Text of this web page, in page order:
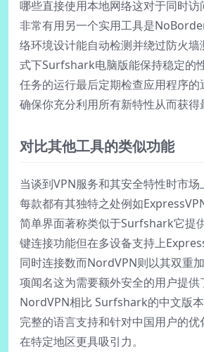
哪些直接使用本地网络这对于同时
非常有用另一个实用工具是
络环境设计能自动检测并绕过防火墙
式下Surfshark电脑版能保持稳定的
任务的运行最后定期检查应用程序的
确保你充分利用所有新特性从而获得
对比其他工具的类似功能
当谈到VPN服务和其安全特性时市
每款都有其独特之处例如
简单界面著称类似于Surfshark它提
键连接功能但在多设备支持上
同时连接数而NordVPN则以其双重
项闻名这为需要额外安全的用户提
NordVPN相比 Surfshark的中文版
完整的语言支持和针对中国用户的优
在特定地区更具吸引力。